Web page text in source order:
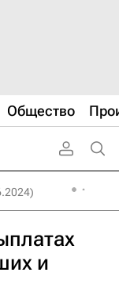
Общество
и